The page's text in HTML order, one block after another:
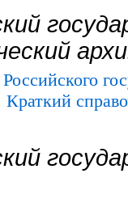
Краткий